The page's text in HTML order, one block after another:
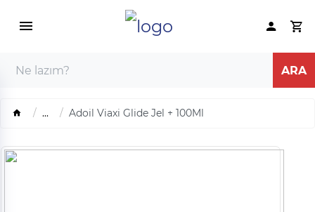
... Adoil Viaxi Glide Jel + 100Ml